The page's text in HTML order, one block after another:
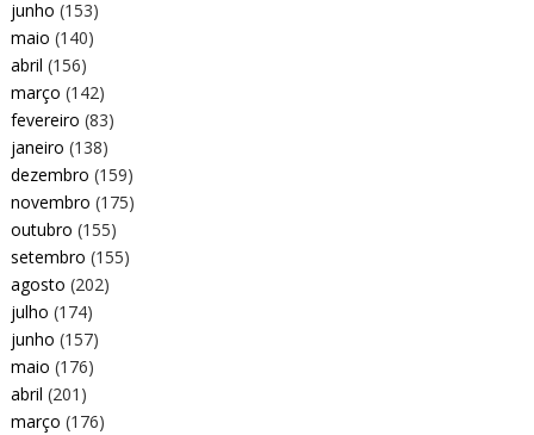
junho (153)
maio (140)
abril (156)
março (142)
fevereiro (83)
janeiro (138)
dezembro (159)
novembro (175)
outubro (155)
setembro (155)
agosto (202)
julho (174)
junho (157)
maio (176)
abril (201)
março (176)